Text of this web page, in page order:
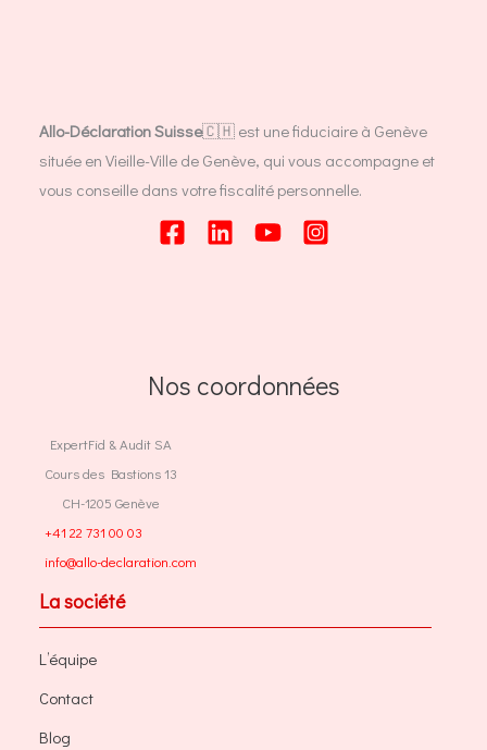
Allo-Déclaration Suisse🇨🇭 est une fiduciaire à Genève
située en Vieille-Ville de Genève, qui vous accompagne et
vous conseille dans votre fiscalité personnelle.
Nos coordonnées
ExpertFid & Audit SA
Cours des Bastions 13
CH-1205 Genève
+41 22 731 00 03
info@allo-declaration.com
La société
L’équipe
Contact
Blog